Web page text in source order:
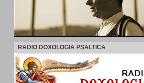
RADIO DOXOLOGIA PSALTICA